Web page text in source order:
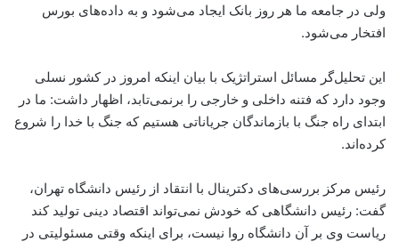
ولی در جامعه ما هر روز بانک ایجاد می‌شود و به داده‌های بورس
افتخار می‌شود.
این تحلیل‌گر مسائل استراتژیک با بیان اینکه امروز در کشور نسلی
وجود دارد که فتنه داخلی و خارجی را برنمی‌تابد، اظهار داشت: ما در
ابتدای راه جنگ با بازماندگان جریاناتی هستیم که جنگ با خدا را شروع
کرده‌اند.
رئیس مرکز بررسی‌های دکترینال با انتقاد از رئیس دانشگاه تهران،
گفت: رئیس دانشگاهی که خودش نمی‌تواند اقتصاد دینی تولید کند
ریاست وی بر آن دانشگاه روا نیست، برای اینکه وقتی مسئولیتی در